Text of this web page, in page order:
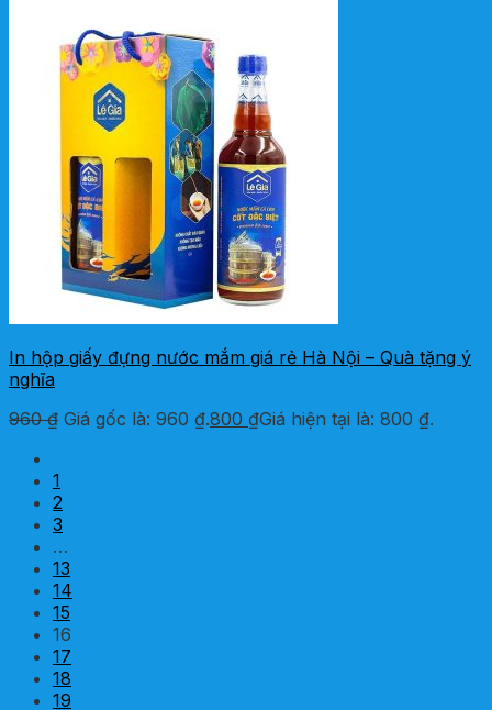
In hộp giấy đựng nước mắm giá rẻ Hà Nội – Quà tặng ý
nghĩa
960₫ Giá gốc là: 960 ₫.800 ₫Giá hiện tại là: 800 ₫.
1
2
3
…
13
14
15
16
17
18
19